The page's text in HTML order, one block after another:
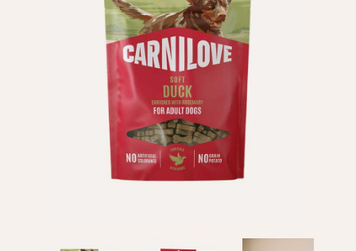
ДЛЯ КОТІВ
Оплата і доставка
Програма лояльності
Про Нас
Оптовим клієнтам
Контакти